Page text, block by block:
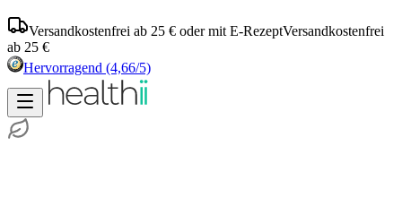
Versandkostenfrei ab 25 € oder mit E-RezeptVersandkostenfrei
ab 25 €
Hervorragend (4,66/5)